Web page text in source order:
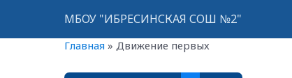
МБОУ "ИБРЕСИНСКАЯ СОШ №2"
Главная » Движение первых